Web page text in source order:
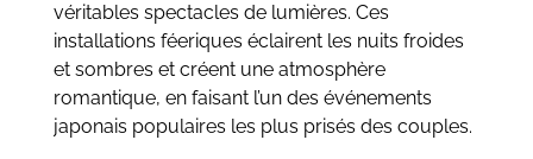
véritables spectacles de lumières. Ces
installations féeriques éclairent les nuits froides
et sombres et créent une atmosphère
romantique, en faisant l’un des événements
japonais populaires les plus prisés des couples.